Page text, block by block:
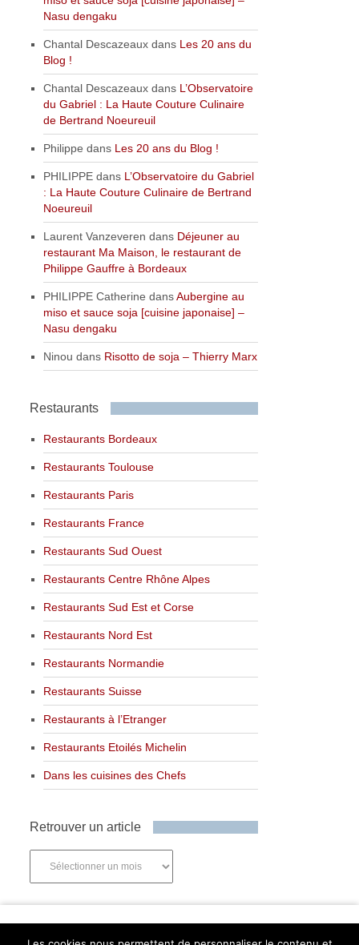
Nasu dengaku
Chantal Descazeaux dans Les 20 ans du
Blog !
Chantal Descazeaux dans L’Observatoire
du Gabriel : La Haute Couture Culinaire
de Bertrand Noeureuil
Philippe dans Les 20 ans du Blog !
PHILIPPE dans L’Observatoire du Gabriel
: La Haute Couture Culinaire de Bertrand
Noeureuil
Laurent Vanzeveren dans Déjeuner au
restaurant Ma Maison, le restaurant de
Philippe Gauffre à Bordeaux
PHILIPPE Catherine dansAubergine au
miso et sauce soja [cuisine japonaise] –
Nasu dengaku
Ninou dans Risotto de soja – Thierry Marx
Restaurants
Restaurants Bordeaux
Restaurants Toulouse
Restaurants Paris
Restaurants France
Restaurants Sud Ouest
Restaurants Centre Rhône Alpes
Restaurants Sud Est et Corse
Restaurants Nord Est
Restaurants Normandie
Restaurants Suisse
Restaurants à l’Etranger
Restaurants Etoilés Michelin
Dans les cuisines des Chefs
Retrouver un article